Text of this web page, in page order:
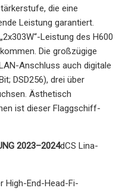
die eine
Leistung garantiert.
Leistung des H600
Die großzügige
Anschluss auch digitale
DSD256), drei über
Ästhetisch
ist dieser Flaggschiff-
2023–2024dCS Lina-
High-End-Head-Fi-